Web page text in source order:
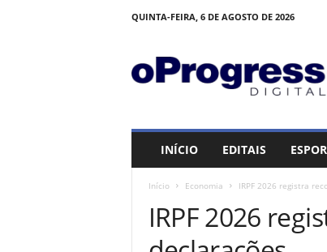
QUINTA-FEIRA, 6 DE AGOSTO DE 2026
R
INÍCIO EDITAIS
Início Economia IRPF 2026 registra
IRPF 2026